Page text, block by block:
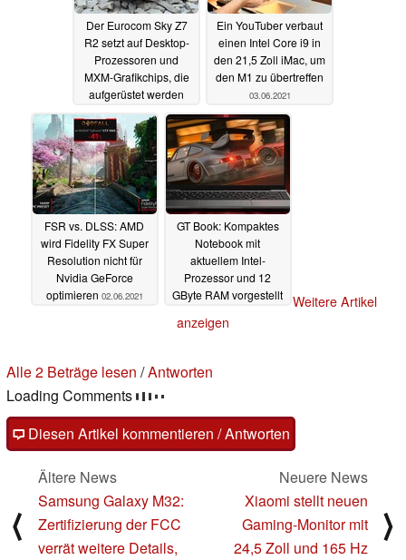
Der Eurocom Sky Z7
R2 setzt auf Desktop-
Prozessoren und
MXM-Grafikchips, die
aufgerüstet werden
können07.06.2021
Ein YouTuber verbaut
einen Intel Core i9 in
den 21,5 Zoll iMac, um
den M1 zu übertreffen
03.06.2021
FSR vs. DLSS: AMD
wird Fidelity FX Super
Resolution nicht für
Nvidia GeForce
optimieren 02.06.2021
GT Book: Kompaktes
Notebook mit
aktuellem Intel-
Prozessor und 12
GByte RAM vorgestellt
Weitere Artikel
anzeigen
Alle 2 Beträge lesen /Antworten
Loading Comments
Diesen Artikel kommentieren / Antworten
⟨
Ältere News
Samsung Galaxy M32:
Zertifizierung der FCC
verrät weitere Details,
Neuere News
Xiaomi stellt neuen
Gaming-Monitor mit
24,5 Zoll und 165 Hz
⟩